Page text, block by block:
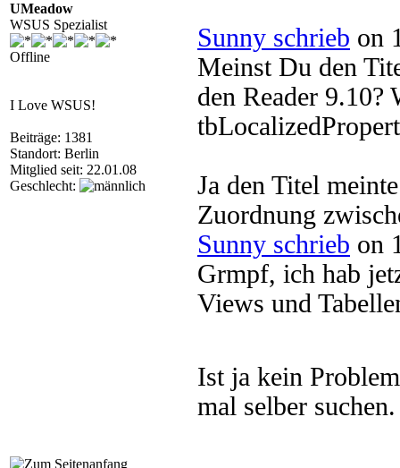
UMeadow
WSUS Spezialist
Offline
I Love WSUS!
Beiträge: 1381
Standort: Berlin
Mitglied seit: 22.01.08
Geschlecht:
Sunny schrieb on
Meinst Du den
den Reader 9.10?
Ja den Titel
Zuordnung
Sunny schrieb on
Grmpf, ich hab
Views und
Ist ja kein
mal selber